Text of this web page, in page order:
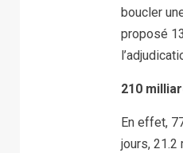
boucler
proposé
210
En effet,
jours, 21.2